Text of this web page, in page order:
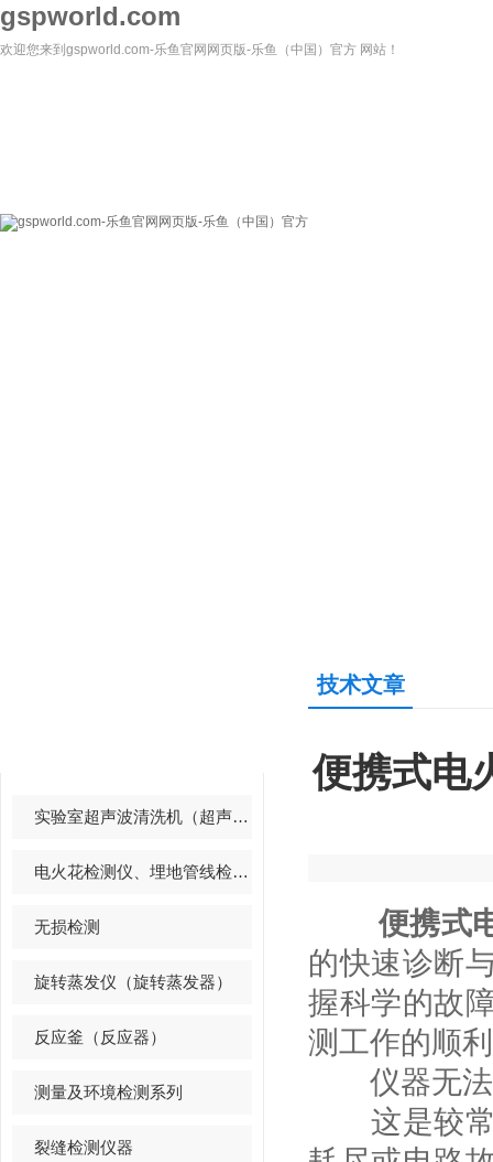
gspworld.com
欢迎您来到gspworld.com-乐鱼官网网页版-乐鱼（中国）官方 网站！
gspworld.com-乐
实验室超声波清洗机（超声波清洗器）
电火花检测仪、埋地管线检测仪
无损检测
旋转蒸发仪（旋转蒸发器）
反应釜（反应器）
测量及环境检测系列
裂缝检测仪器
技术文章
便携式电
便携式
的快速诊断
握科学的故
测工作的顺
仪器无法
这是较常